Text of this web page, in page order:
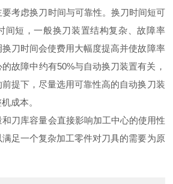
考虑换刀时间与可靠性。换刀时间短可
间短，一般换刀装置结构复杂、故障率
刀时间会使费用大幅度提高并使故障率
的故障中约有50%与自动换刀装置有关，
提下，尽量选用可靠性高的自动换刀装
成本。
刀库容量会直接影响加工中心的使用性
足一个复杂加工零件对刀具的需要为原